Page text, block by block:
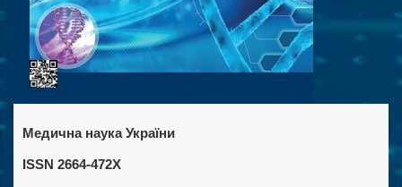
Медична наука України
ISSN 2664-472X